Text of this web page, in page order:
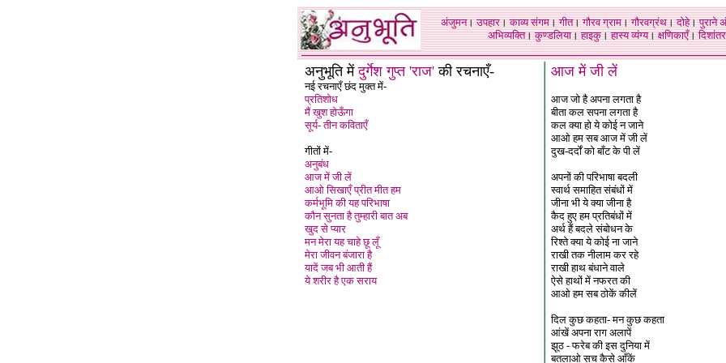
अंजुमन।उपहार।काव्य संगम।गीत।गौरव ग्राम।गौरवग्रंथ।दोहे।पुराने
अभिव्यक्ति।कुण्डलिया।हाइकु।हास्य व्यंग्य।क्षणिकाएँ।दिशांतर
अनुभूति मेंदुर्गेश गुप्त 'राज' की रचनाएँ-
नई रचनाएँ छंद मुक्त में-
प्रतिशोध
मैं खुश होऊँगा
सूर्य- तीन कविताएँ
गीतों में-
अनुबंध
आज में जी लें
आओ सिखाएँ प्रीत मीत हम
कर्मभूमि की यह परिभाषा
कौन सुनता है तुम्हारी बात अब
खुद से प्यार
मन मेरा यह चाहे छू लूँ
मेरा जीवन बंजारा है
यादें जब भी आती हैं
ये शरीर है एक सराय
आज में जी लें
आज जो है अपना लगता है
बीता कल सपना लगता है
कल क्या हो ये कोई न जाने
आओ हम सब आज में जी लें
दुख-दर्दों को बाँट के पी लें
अपनों की परिभाषा बदली
स्वार्थ समाहित संबंधों में
जीना भी ये क्या जीना है
कैद हुए हम प्रतिबंधों में
अर्थ हैं बदले संबोधन के
रिश्ते क्या ये कोई ना जाने
राखी तक नीलाम कर रहे
राखी हाथ बंधाने वाले
ऐसे हाथों में नफरत की
आओ हम सब ठोकें कीलें
दिल कुछ कहता- मन कुछ कहता
आंखें अपना राग अलापें
झूठ - फरेब की इस दुनिया में
बतलाओ सच कैसे आँकें